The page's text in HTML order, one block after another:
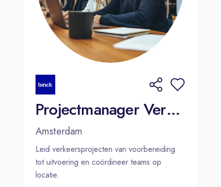
Projectmanager Verkeer
Amsterdam
Leid verkeersprojecten van voorbereiding
tot uitvoering en coördineer teams op
locatie.